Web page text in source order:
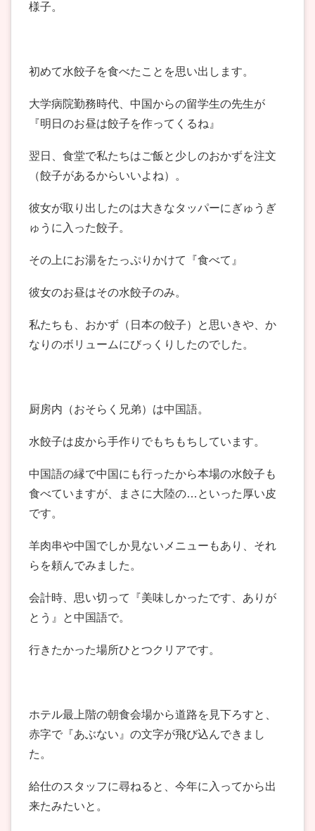
様子。
初めて水餃子を食べたことを思い出します。
大学病院勤務時代、中国からの留学生の先生が
『明日のお昼は餃子を作ってくるね』
翌日、食堂で私たちはご飯と少しのおかずを注文
（餃子があるからいいよね）。
彼女が取り出したのは大きなタッパーにぎゅうぎ
ゅうに入った餃子。
その上にお湯をたっぷりかけて『食べて』
彼女のお昼はその水餃子のみ。
私たちも、おかず（日本の餃子）と思いきや、か
なりのボリュームにびっくりしたのでした。
厨房内（おそらく兄弟）は中国語。
水餃子は皮から手作りでもちもちしています。
中国語の縁で中国にも行ったから本場の水餃子も
食べていますが、まさに大陸の…といった厚い皮
です。
羊肉串や中国でしか見ないメニューもあり、それ
らを頼んでみました。
会計時、思い切って『美味しかったです、ありが
とう』と中国語で。
行きたかった場所ひとつクリアです。
ホテル最上階の朝食会場から道路を見下ろすと、
赤字で『あぶない』の文字が飛び込んできまし
た。
給仕のスタッフに尋ねると、今年に入ってから出
来たみたいと。